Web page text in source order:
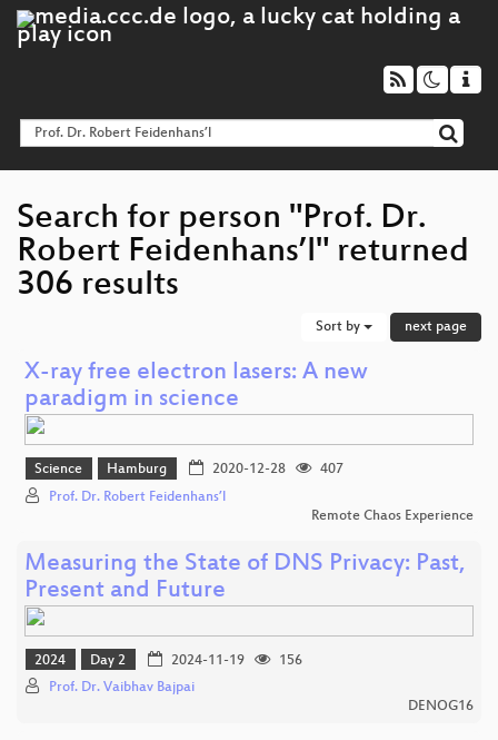
Search for person "Prof. Dr.
Robert Feidenhans’l" returned
306 results
Sort by next page
X-ray free electron lasers: A new
paradigm in science
Science Hamburg 2020-12-28
407
Prof. Dr. Robert Feidenhans’l
Remote Chaos Experience
Measuring the State of DNS Privacy: Past,
Present and Future
2024 Day 2 2024-11-19
156
Prof. Dr. Vaibhav Bajpai
DENOG16